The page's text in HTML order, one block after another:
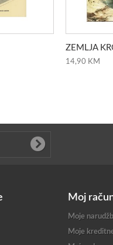
ZEMLJA
14,90 KM
Moj
Moje
Moje